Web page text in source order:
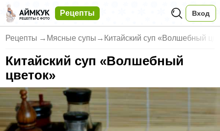
Рецепты Вход
Рецепты → Мясные супы → Китайский суп «Волшебный
Китайский суп «Волшебный
цветок»